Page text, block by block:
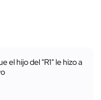
el hijo del "R1" le hizo a